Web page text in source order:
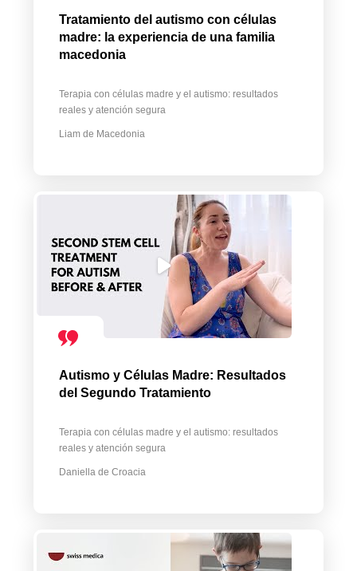
Tratamiento del autismo con células
madre: la experiencia de una familia
macedonia
Terapia con células madre y el autismo: resultados
reales y atención segura
Liam de Macedonia
Autismo y Células Madre: Resultados
del Segundo Tratamiento
Terapia con células madre y el autismo: resultados
reales y atención segura
Daniella de Croacia